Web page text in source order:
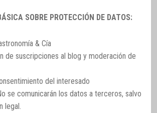
SOBRE PROTECCIÓN DE DATOS:
& Cía
de suscripciones al blog y moderación de
del interesado
se comunicarán los datos a terceros, salvo
legal.